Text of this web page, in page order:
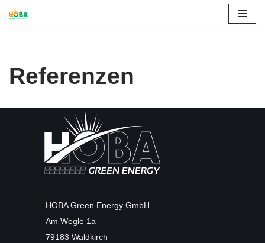
Referenzen
HOBA Green Energy GmbH
Am Wegle 1a
79183 Waldkirch